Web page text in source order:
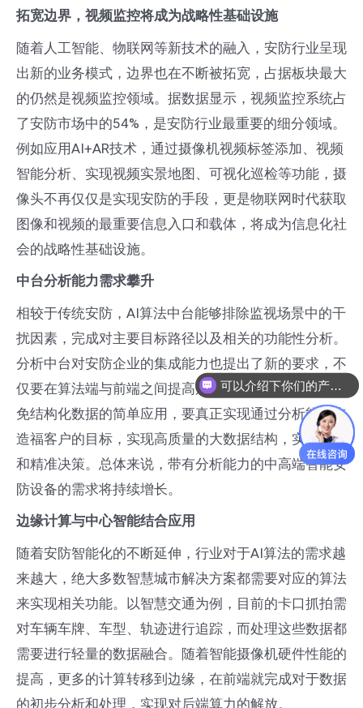
拓宽边界，视频监控将成为战略性基础设施
随着人工智能、物联网等新技术的融入，安防行业呈现
出新的业务模式，边界也在不断被拓宽，占据板块最大
的仍然是视频监控领域。据数据显示，视频监控系统占
了安防市场中的54%，是安防行业最重要的细分领域。
例如应用AI+AR技术，通过摄像机视频标签添加、视频
智能分析、实现视频实景地图、可视化巡检等功能，摄
像头不再仅仅是实现安防的手段，更是物联网时代获取
图像和视频的最重要信息入口和载体，将成为信息化社
会的战略性基础设施。
中台分析能力需求攀升
相较于传统安防，AI算法中台能够排除监视场景中的干
扰因素，完成对主要目标路径以及相关的功能性分析。
分析中台对安防企业的集成能力也提出了新的要求，不
仅要在算法端与前端之间提高兼容的效率，同时还要避
免结构化数据的简单应用，要真正实现通过分析能力来
造福客户的目标，实现高质量的大数据结构，实现优异
和精准决策。总体来说，带有分析能力的中高端智能安
防设备的需求将持续增长。
边缘计算与中心智能结合应用
随着安防智能化的不断延伸，行业对于AI算法的需求越
来越大，绝大多数智慧城市解决方案都需要对应的算法
来实现相关功能。以智慧交通为例，目前的卡口抓拍需
对车辆车牌、车型、轨迹进行追踪，而处理这些数据都
需要进行轻量的数据融合。随着智能摄像机硬件性能的
提高，更多的计算转移到边缘，在前端就完成对于数据
的初步分析和处理，实现对后端算力的解放。
可以介绍下你们的产品么